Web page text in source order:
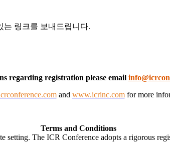
는 링크를 보내드립니다.
regarding registration please email
and www.icrinc.comfor more
Terms and Conditions
The ICR Conference adopts a rigorous